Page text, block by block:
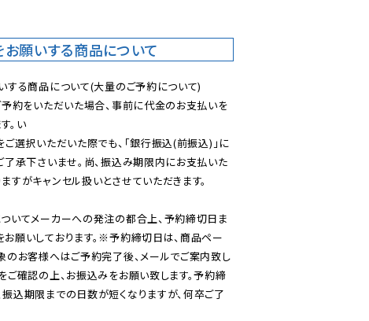
願いする商品について
る商品について(大量のご予約について)
約をいただいた場合、事前に代金のお支払いを
。い
ご選択いただいた際でも、「銀行振込(前振込)」に
了承下さいませ。尚、振込み期限内にお支払いた
すがキャンセル扱いとさせていただきます。
てメーカーへの発注の都合上、予約締切日ま
願いしております。※予約締切日は、商品ペー
のお客様へはご予約完了後、メールでご案内致し
ご確認の上、お振込みをお願い致します。予約締
込期限までの日数が短くなりますが、何卒ご了